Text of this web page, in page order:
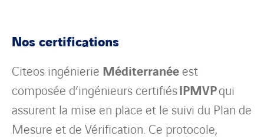
Nos certifications
Citeos ingénierie Méditerranéeest
composée d’ingénieurs certifiésIPMVPqui
assurent la mise en place et le suivi du Plan de
Mesure et de Vérification. Ce protocole,